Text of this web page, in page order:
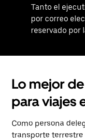
Tanto el
por correo
reservado por
Lo mejor
para viajes
Como persona
transporte terrestre